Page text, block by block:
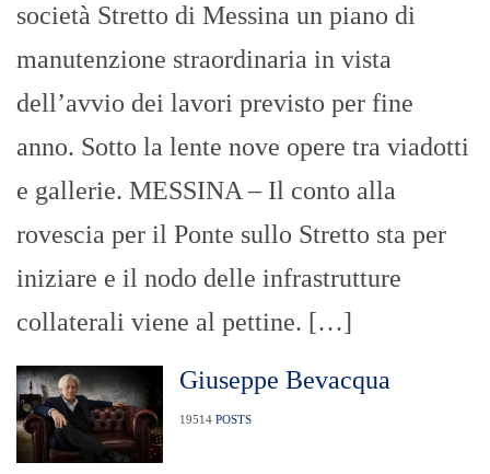
società Stretto di Messina un piano di
manutenzione straordinaria in vista
dell’avvio dei lavori previsto per fine
anno. Sotto la lente nove opere tra viadotti
e gallerie. MESSINA – Il conto alla
rovescia per il Ponte sullo Stretto sta per
iniziare e il nodo delle infrastrutture
collaterali viene al pettine. […]
Giuseppe Bevacqua
19514 POSTS